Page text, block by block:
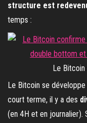
structure est
temps :
Le
Le Bitcoin se
court terme, il y a des
(en 4H et en journalier).